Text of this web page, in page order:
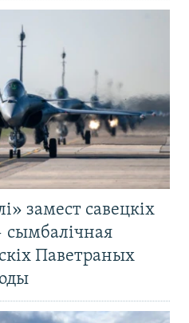
замест савецкіх
сымбалічная
Паветраных